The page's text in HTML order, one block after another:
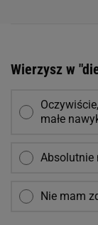
Wierzysz w
małe
Absolutnie
Nie mam